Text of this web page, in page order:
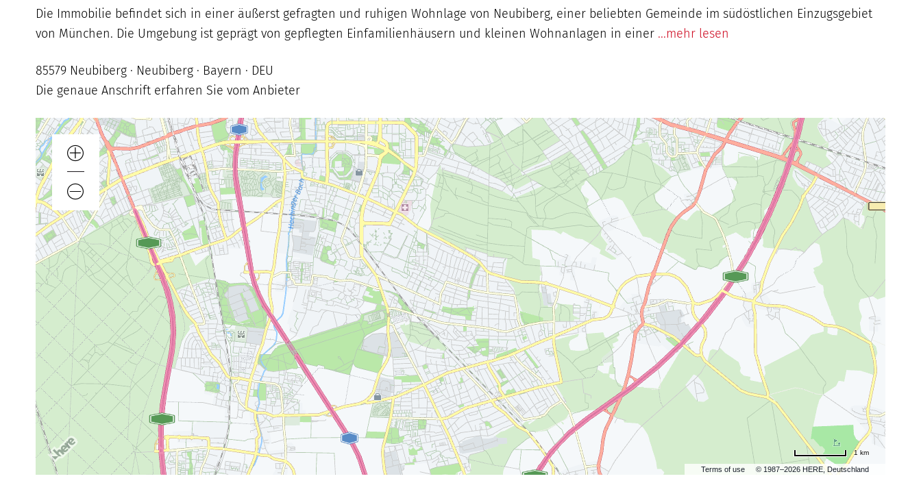
Die Immobilie befindet sich in einer äußerst gefragten und ruhigen Wohnlage von Neubiberg, einer beliebten Gemeinde im südöstlichen Einzugsgebiet
von München. Die Umgebung ist geprägt von gepflegten Einfamilienhäusern und kleinen Wohnanlagen in einer ...mehr lesen
85579 Neubiberg · Neubiberg · Bayern · DEU
Die genaue Anschrift erfahren Sie vom Anbieter
Terms of use © 1987–2026 HERE, Deutschland
1 km